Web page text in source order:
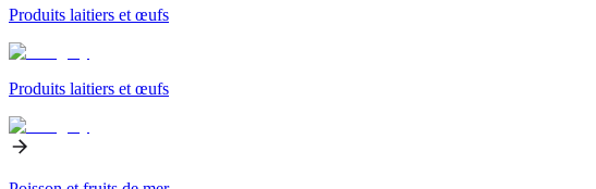
Produits laitiers et œufs
Produits laitiers et œufs